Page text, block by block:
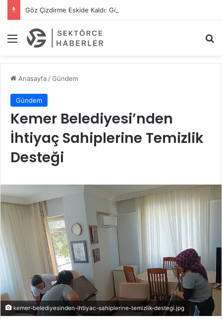
Menü
Anasayfa/Gündem
Gündem
Kemer Belediyesi’nden
İhtiyaç Sahiplerine Temizlik
Desteği
kemer-belediyesinden-ihtiyac-sahiplerine-temizlik-destegi.jpg